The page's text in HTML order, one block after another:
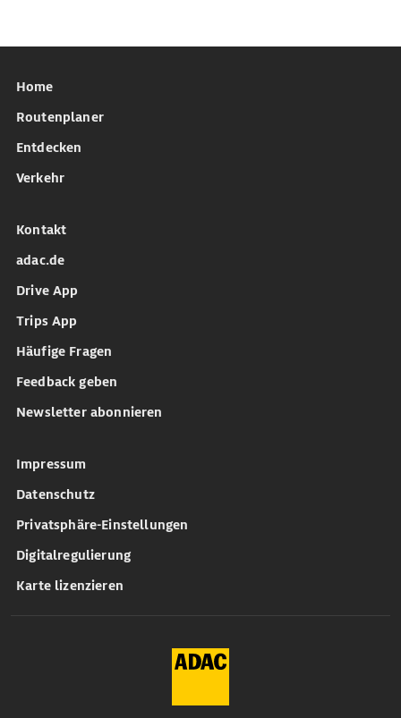
Home
Routenplaner
Entdecken
Verkehr
Kontakt
adac.de
Drive App
Trips App
Häufige Fragen
Feedback geben
Newsletter abonnieren
Impressum
Datenschutz
Privatsphäre-Einstellungen
Digitalregulierung
Karte lizenzieren